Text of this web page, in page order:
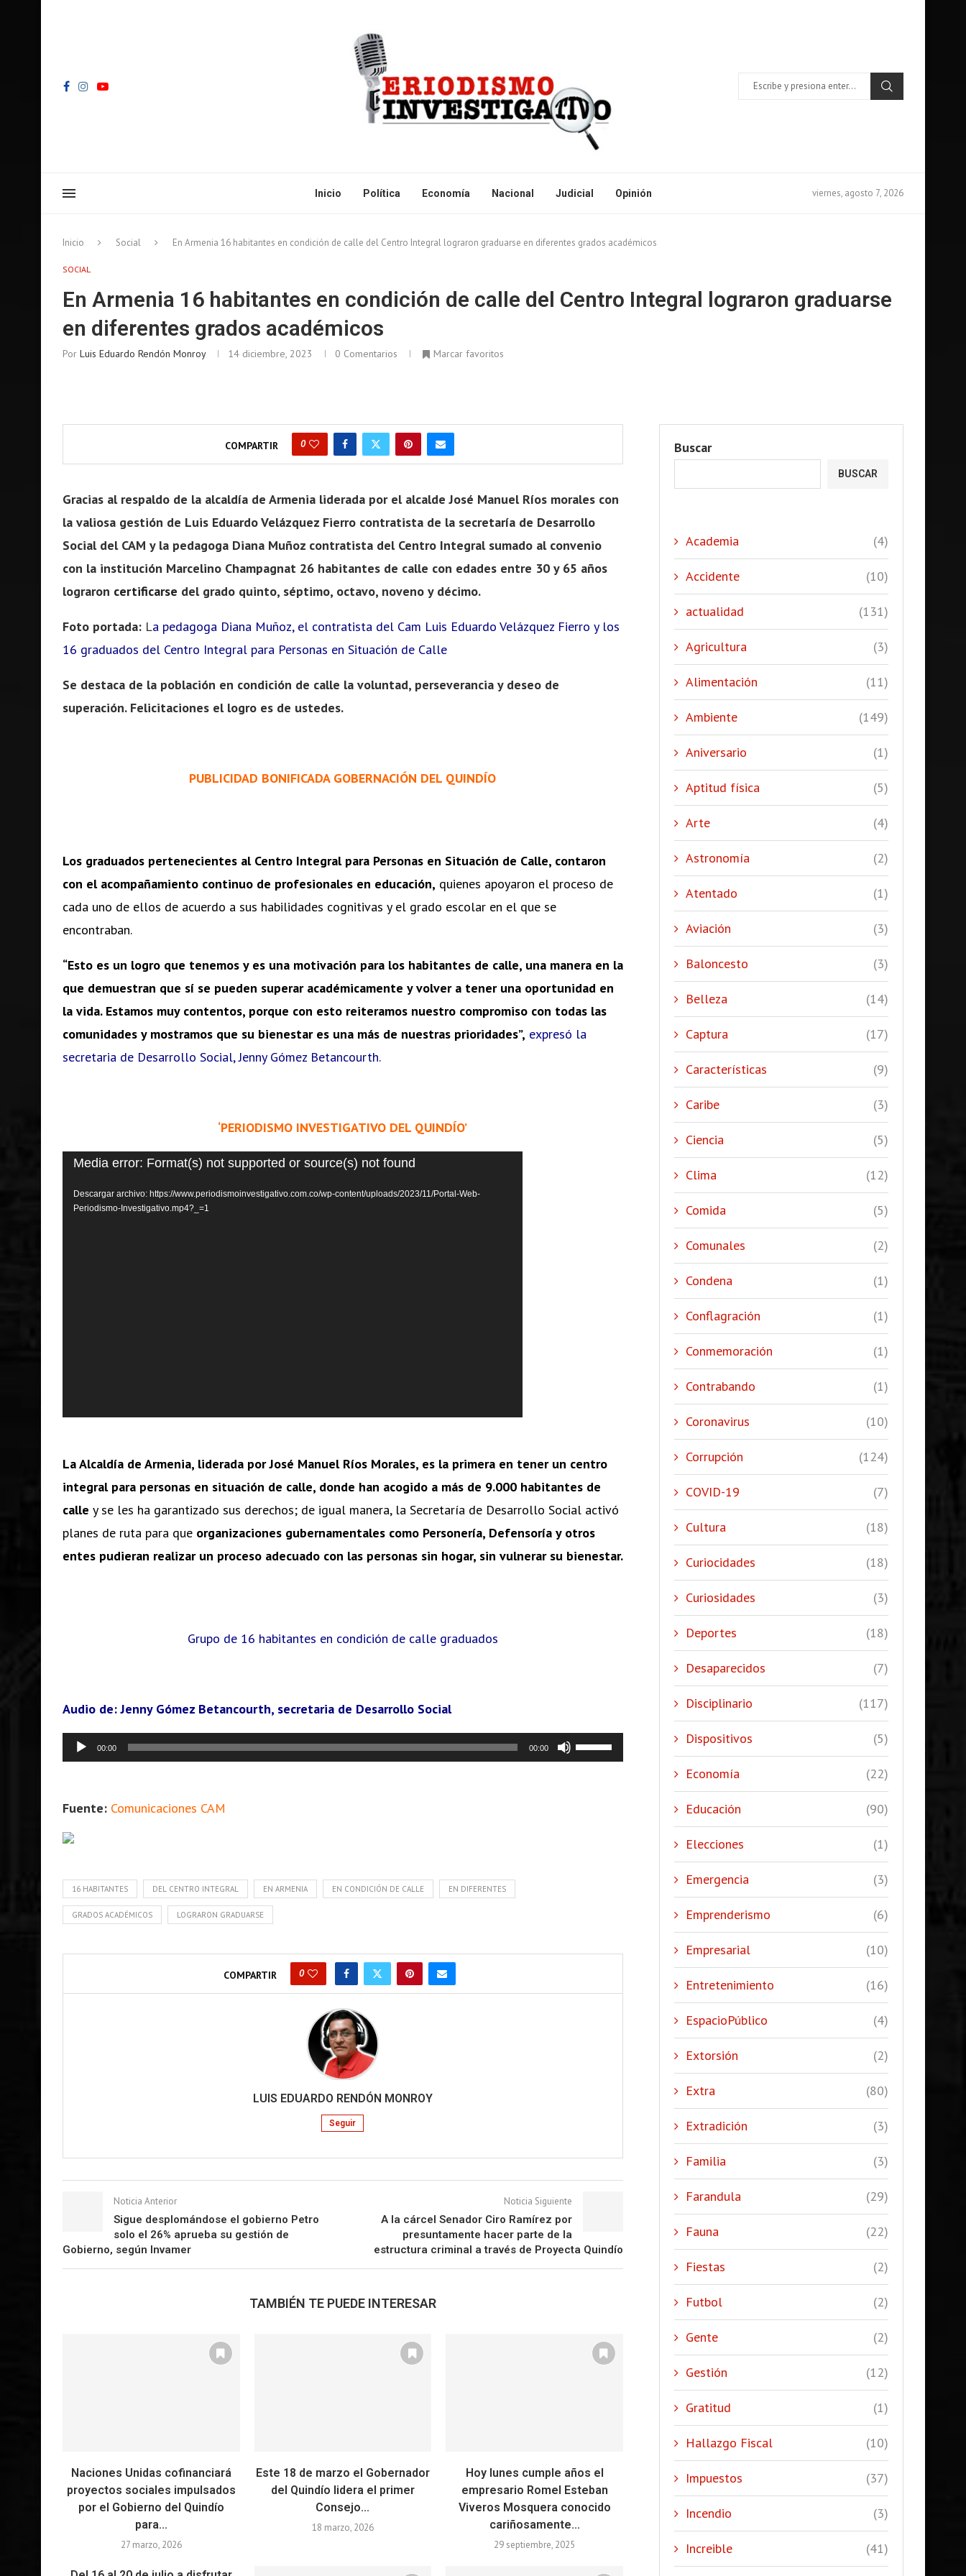
Inicio Política Economía Nacional Judicial Opinión viernes, agosto 7, 2026
Inicio Social En Armenia 16 habitantes en condición de calle del Centro Integral lograron graduarse en diferentes grados académicos
SOCIAL
En Armenia 16 habitantes en condición de calle del Centro Integral lograron graduarse
en diferentes grados académicos
Por Luis Eduardo Rendón Monroy 14 diciembre, 2023 0 Comentarios Marcar favoritos
COMPARTIR 0
Gracias al respaldo de la alcaldía de Armenia liderada por el alcalde José Manuel Ríos morales con
la valiosa gestión de Luis Eduardo Velázquez Fierro contratista de la secretaría de Desarrollo
Social del CAM y la pedagoga Diana Muñoz contratista del Centro Integral sumado al convenio
con la institución Marcelino Champagnat 26 habitantes de calle con edades entre 30 y 65 años
lograron certificarse del grado quinto, séptimo, octavo, noveno y décimo.
Foto portada: La pedagoga Diana Muñoz, el contratista del Cam Luis Eduardo Velázquez Fierro y los
16 graduados del Centro Integral para Personas en Situación de Calle
Se destaca de la población en condición de calle la voluntad, perseverancia y deseo de
superación. Felicitaciones el logro es de ustedes.
PUBLICIDAD BONIFICADA GOBERNACIÓN DEL QUINDÍO
Los graduados pertenecientes al Centro Integral para Personas en Situación de Calle, contaron
con el acompañamiento continuo de profesionales en educación, quienes apoyaron el proceso de
cada uno de ellos de acuerdo a sus habilidades cognitivas y el grado escolar en el que se
encontraban.
“Esto es un logro que tenemos y es una motivación para los habitantes de calle, una manera en la
que demuestran que sí se pueden superar académicamente y volver a tener una oportunidad en
la vida. Estamos muy contentos, porque con esto reiteramos nuestro compromiso con todas las
comunidades y mostramos que su bienestar es una más de nuestras prioridades”, expresó la
secretaria de Desarrollo Social, Jenny Gómez Betancourth.
‘PERIODISMO INVESTIGATIVO DEL QUINDÍO’
Reproductor
vídeo
Media error: Format(s) not supported or source(s) not found
Descargar archivo: https://www.periodismoinvestigativo.com.co/wp-content/uploads/2023/11/Portal-Web-
Periodismo-Investigativo.mp4?_=1
La Alcaldía de Armenia, liderada por José Manuel Ríos Morales, es la primera en tener un centro
integral para personas en situación de calle, donde han acogido a más de 9.000 habitantes de
calle y se les ha garantizado sus derechos; de igual manera, la Secretaría de Desarrollo Social activó
planes de ruta para que organizaciones gubernamentales como Personería, Defensoría y otros
entes pudieran realizar un proceso adecuado con las personas sin hogar, sin vulnerar su bienestar.
Grupo de 16 habitantes en condición de calle graduados
Audio de: Jenny Gómez Betancourth, secretaria de Desarrollo Social
Reproductor
de
00:00 00:00
Utiliza
las
disminuir
volumen.
Fuente: Comunicaciones CAM
16 HABITANTES DEL CENTRO INTEGRAL EN ARMENIA EN CONDICIÓN DE CALLE EN DIFERENTES
GRADOS ACADÉMICOS LOGRARON GRADUARSE
COMPARTIR 0
LUIS EDUARDO RENDÓN MONROY
Seguir
Noticia Anterior
Sigue desplomándose el gobierno Petro
solo el 26% aprueba su gestión de
Gobierno, según Invamer
Noticia Siguiente
A la cárcel Senador Ciro Ramírez por
presuntamente hacer parte de la
estructura criminal a través de Proyecta Quindío
TAMBIÉN TE PUEDE INTERESAR
Naciones Unidas cofinanciará
proyectos sociales impulsados
por el Gobierno del Quindío
para...
27 marzo, 2026
Este 18 de marzo el Gobernador
del Quindío lidera el primer
Consejo...
18 marzo, 2026
Hoy lunes cumple años el
empresario Romel Esteban
Viveros Mosquera conocido
cariñosamente...
29 septiembre, 2025
Buscar
BUSCAR
Academia (4)
Accidente (10)
actualidad (131)
Agricultura (3)
Alimentación (11)
Ambiente (149)
Aniversario (1)
Aptitud física (5)
Arte (4)
Astronomía (2)
Atentado (1)
Aviación (3)
Baloncesto (3)
Belleza (14)
Captura (17)
Características (9)
Caribe (3)
Ciencia (5)
Clima (12)
Comida (5)
Comunales (2)
Condena (1)
Conflagración (1)
Conmemoración (1)
Contrabando (1)
Coronavirus (10)
Corrupción (124)
COVID-19 (7)
Cultura (18)
Curiocidades (18)
Curiosidades (3)
Deportes (18)
Desaparecidos (7)
Disciplinario (117)
Dispositivos (5)
Economía (22)
Educación (90)
Elecciones (1)
Emergencia (3)
Emprenderismo (6)
Empresarial (10)
Entretenimiento (16)
EspacioPúblico (4)
Extorsión (2)
Extra (80)
Extradición (3)
Familia (3)
Farandula (29)
Fauna (22)
Fiestas (2)
Futbol (2)
Gente (2)
Gestión (12)
Gratitud (1)
Hallazgo Fiscal (10)
Impuestos (37)
Incendio (3)
Increible (41)